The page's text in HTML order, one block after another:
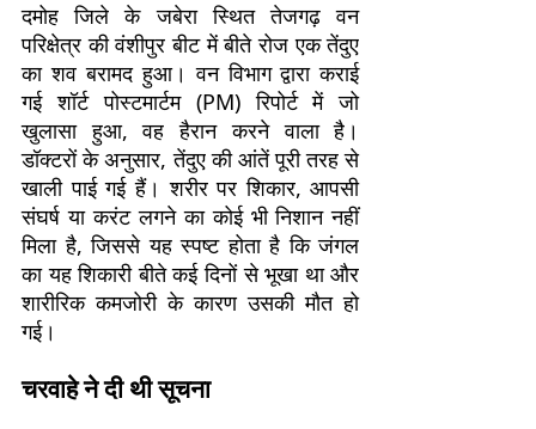
दमोह जिले के जबेरा स्थित तेजगढ़ वन
परिक्षेत्र की वंशीपुर बीट में बीते रोज एक तेंदुए
का शव बरामद हुआ। वन विभाग द्वारा कराई
गई शॉर्ट पोस्टमार्टम (PM) रिपोर्ट में जो
खुलासा हुआ, वह हैरान करने वाला है।
डॉक्टरों के अनुसार, तेंदुए की आंतें पूरी तरह से
खाली पाई गई हैं। शरीर पर शिकार, आपसी
संघर्ष या करंट लगने का कोई भी निशान नहीं
मिला है, जिससे यह स्पष्ट होता है कि जंगल
का यह शिकारी बीते कई दिनों से भूखा था और
शारीरिक कमजोरी के कारण उसकी मौत हो
गई।
चरवाहे ने दी थी सूचना